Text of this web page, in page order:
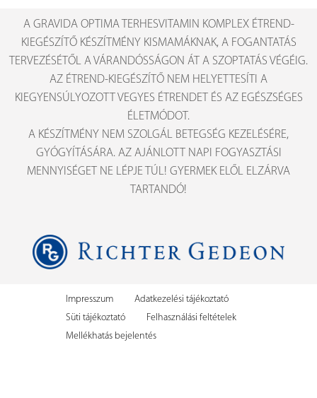
A GRAVIDA OPTIMA TERHESVITAMIN KOMPLEX ÉTREND-
KIEGÉSZÍTŐ KÉSZÍTMÉNY KISMAMÁKNAK, A FOGANTATÁS
TERVEZÉSÉTŐL A VÁRANDÓSSÁGON ÁT A SZOPTATÁS VÉGÉIG.
AZ ÉTREND-KIEGÉSZÍTŐ NEM HELYETTESÍTI A
KIEGYENSÚLYOZOTT VEGYES ÉTRENDET ÉS AZ EGÉSZSÉGES
ÉLETMÓDOT.
A KÉSZÍTMÉNY NEM SZOLGÁL BETEGSÉG KEZELÉSÉRE,
GYÓGYÍTÁSÁRA. AZ AJÁNLOTT NAPI FOGYASZTÁSI
MENNYISÉGET NE LÉPJE TÚL! GYERMEK ELŐL ELZÁRVA
TARTANDÓ!
Impresszum
Adatkezelési tájékoztató
Süti tájékoztató
Felhasználási feltételek
Mellékhatás bejelentés